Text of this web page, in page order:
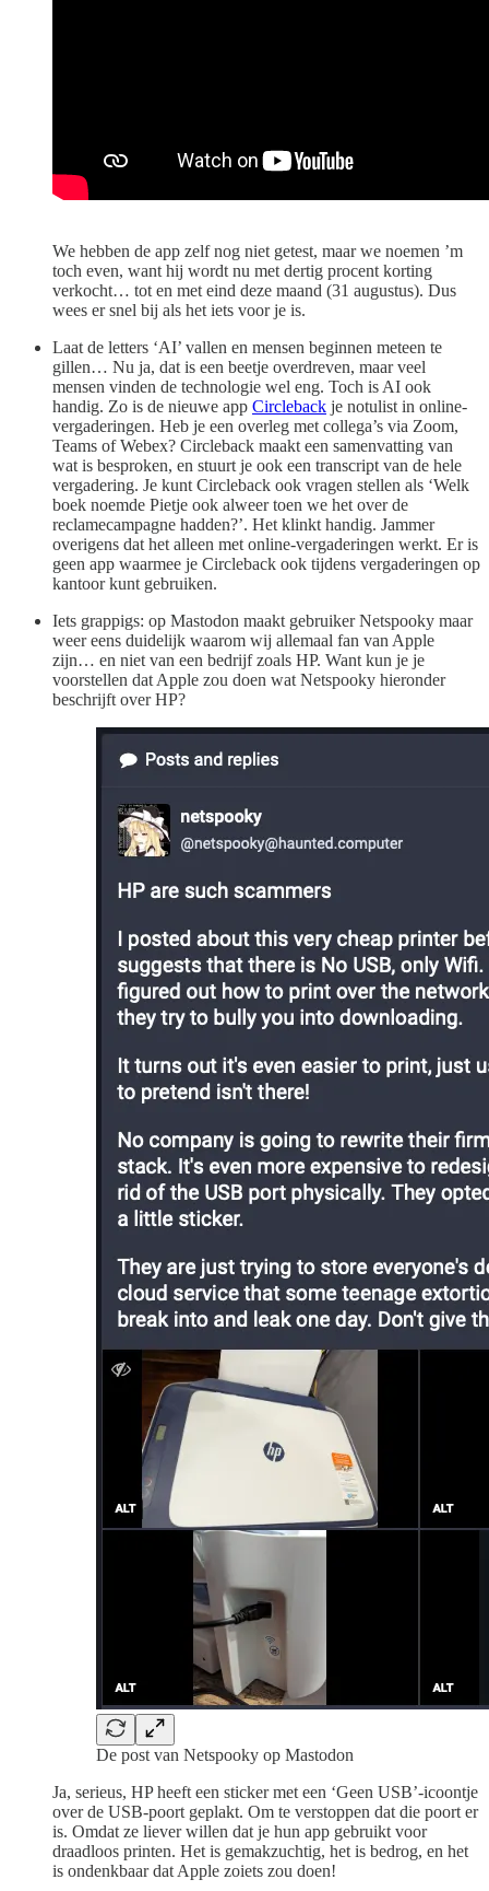
We hebben de app zelf nog niet getest, maar we noemen ’m
toch even, want hij wordt nu met dertig procent korting
verkocht… tot en met eind deze maand (31 augustus). Dus
wees er snel bij als het iets voor je is.
Laat de letters ‘AI’ vallen en mensen beginnen meteen te
gillen… Nu ja, dat is een beetje overdreven, maar veel
mensen vinden de technologie wel eng. Toch is AI ook
handig. Zo is de nieuwe app Circleback je notulist in online-
vergaderingen. Heb je een overleg met collega’s via Zoom,
Teams of Webex? Circleback maakt een samenvatting van
wat is besproken, en stuurt je ook een transcript van de hele
vergadering. Je kunt Circleback ook vragen stellen als ‘Welk
boek noemde Pietje ook alweer toen we het over de
reclamecampagne hadden?’. Het klinkt handig. Jammer
overigens dat het alleen met online-vergaderingen werkt. Er is
geen app waarmee je Circleback ook tijdens vergaderingen op
kantoor kunt gebruiken.
Iets grappigs: op Mastodon maakt gebruiker Netspooky maar
weer eens duidelijk waarom wij allemaal fan van Apple
zijn… en niet van een bedrijf zoals HP. Want kun je je
voorstellen dat Apple zou doen wat Netspooky hieronder
beschrijft over HP?
De post van Netspooky op Mastodon
Ja, serieus, HP heeft een sticker met een ‘Geen USB’-icoontje
over de USB-poort geplakt. Om te verstoppen dat die poort er
is. Omdat ze liever willen dat je hun app gebruikt voor
draadloos printen. Het is gemakzuchtig, het is bedrog, en het
is ondenkbaar dat Apple zoiets zou doen!